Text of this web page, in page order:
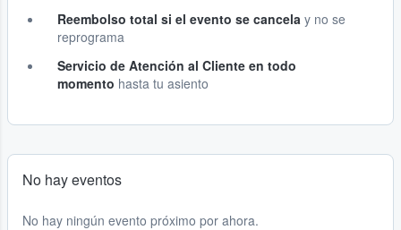
Reembolso total si el evento se cancela y no se
reprograma
Servicio de Atención al Cliente en todo
momento hasta tu asiento
No hay eventos
No hay ningún evento próximo por ahora.